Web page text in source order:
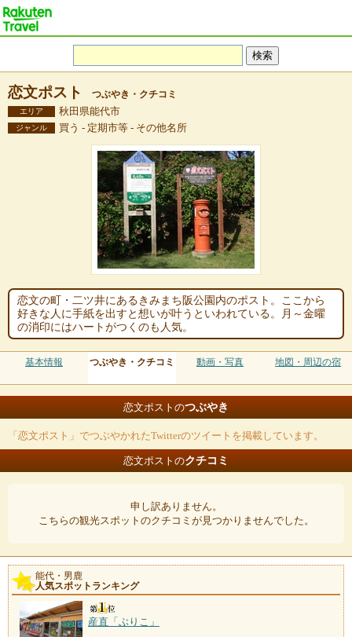
恋文ポスト つぶやき・クチコミ
エリア 秋田県能代市
ジャンル 買う - 定期市等 - その他名所
恋文の町・二ツ井にあるきみまち阪公園内のポスト。ここから
好きな人に手紙を出すと想いが叶うといわれている。月～金曜
の消印にはハートがつくのも人気。
基本情報 つぶやき・クチコミ 動画・写真 地図・周辺の宿
恋文ポストのつぶやき
「恋文ポスト」でつぶやかれたTwitterのツイートを掲載しています。
恋文ポストのクチコミ
申し訳ありません。
こちらの観光スポットのクチコミが見つかりませんでした。
能代・男鹿
人気スポットランキング
産直「ぶりこ」